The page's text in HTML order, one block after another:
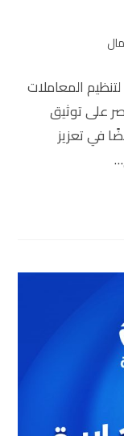
المعاملات
على توثيق
في تعزيز